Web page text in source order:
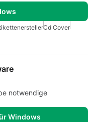
Cd Cover
notwendige
Windows